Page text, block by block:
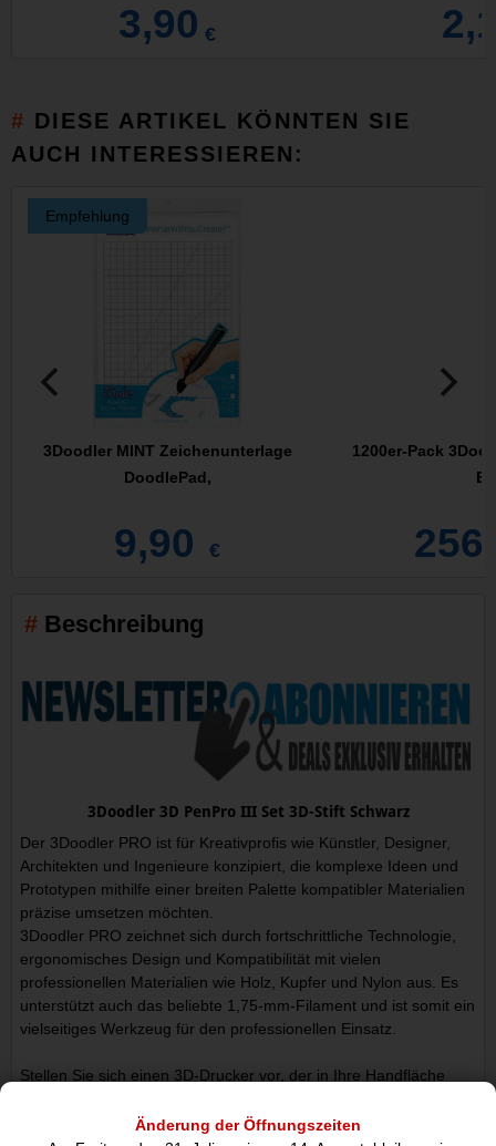
Änderung der Öffnungszeiten
3,90 €
DIESE ARTIKEL KÖNNTEN SIE
AUCH INTERESSIEREN:
Empfehlung
3Doodler MINT Zeichenunterlage
DoodlePad,
9,90 €
1200er-Pack
Beschreibung
3Doodler 3D PenPro III Set 3D-Stift Schwarz
Der 3Doodler PRO ist für Kreativprofis wie Künstler, Designer,
Architekten und Ingenieure konzipiert, die komplexe Ideen und
Prototypen mithilfe einer breiten Palette kompatibler Materialien
präzise umsetzen möchten.
3Doodler PRO zeichnet sich durch fortschrittliche Technologie,
ergonomisches Design und Kompatibilität mit vielen
professionellen Materialien wie Holz, Kupfer und Nylon aus. Es
unterstützt auch das beliebte 1,75-mm-Filament und ist somit ein
vielseitiges Werkzeug für den professionellen Einsatz.
Stellen Sie sich einen 3D-Drucker vor, der in Ihre Handfläche
3D-Stift freien Laufdem perfekten Werkzeug, um Konzepte,